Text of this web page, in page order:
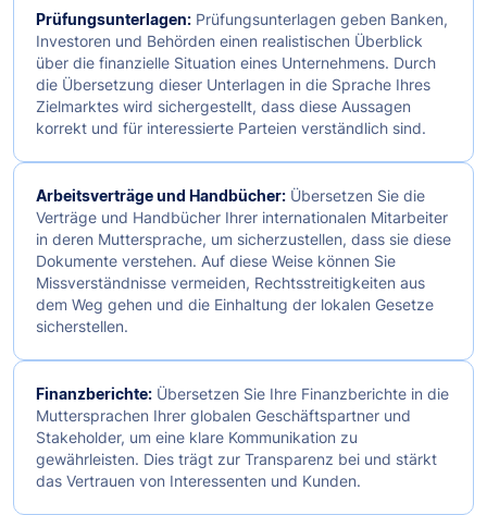
Prüfungsunterlagen: Prüfungsunterlagen geben Banken,
Investoren und Behörden einen realistischen Überblick
über die finanzielle Situation eines Unternehmens. Durch
die Übersetzung dieser Unterlagen in die Sprache Ihres
Zielmarktes wird sichergestellt, dass diese Aussagen
korrekt und für interessierte Parteien verständlich sind.
Arbeitsverträge und Handbücher: Übersetzen Sie die
Verträge und Handbücher Ihrer internationalen Mitarbeiter
in deren Muttersprache, um sicherzustellen, dass sie diese
Dokumente verstehen. Auf diese Weise können Sie
Missverständnisse vermeiden, Rechtsstreitigkeiten aus
dem Weg gehen und die Einhaltung der lokalen Gesetze
sicherstellen.
Finanzberichte: Übersetzen Sie Ihre Finanzberichte in die
Muttersprachen Ihrer globalen Geschäftspartner und
Stakeholder, um eine klare Kommunikation zu
gewährleisten. Dies trägt zur Transparenz bei und stärkt
das Vertrauen von Interessenten und Kunden.